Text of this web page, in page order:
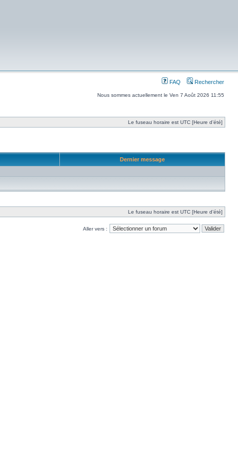
FAQ Rechercher
Nous sommes actuellement le Ven 7 Août 2026 11:55
Le fuseau horaire est UTC [Heure d’été]
Dernier message
Le fuseau horaire est UTC [Heure d’été]
Aller vers :